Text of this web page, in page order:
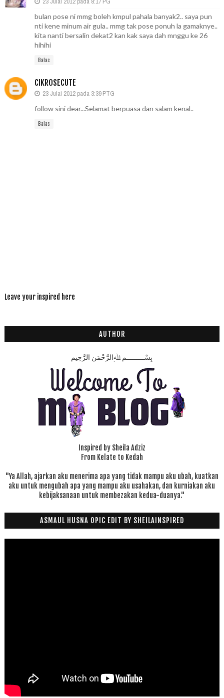
bulan pose ni mmg boleh kmpul pahala banyak2.. saya pun
nti kene minum air gula.. mmg tak pose ponuh la gamaknye..
kita nanti bersalin dekat2 kan kak saya dah mnggu ke 26
hihihi
Balas
CIKROSECUTE
23 Julai 2012 pada 3:39 PTG
follow sini dear...Selamat berpuasa dan salam kenal..
Balas
Leave your inspired here
AUTHOR
بِسْـــــــــمِ ﷲِالرَّحْمَنِ الرَّحِيم
Inspired by Sheila Adziz
From Kelate to Kedah
"Ya Allah, ajarkan aku menerima apa yang tidak mampu aku ubah, kuatkan
aku untuk mengubah apa yang mampu aku usahakan, dan kurniakan aku
kebijaksanaan untuk membezakan kedua-duanya."
ASMAUL HUSNA OPIC EDIT BY SHEILAINSPIRED